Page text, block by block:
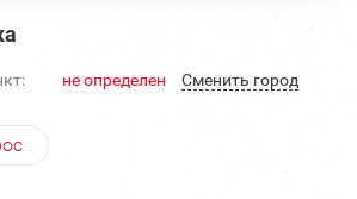
не определен Cменить город